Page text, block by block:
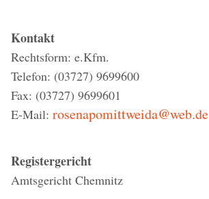
Kontakt
Rechtsform: e.Kfm.
Telefon: (03727) 9699600
Fax: (03727) 9699601
E-Mail: rosenapomittweida@web.de
Registergericht
Amtsgericht Chemnitz